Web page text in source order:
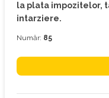
la plata impozitelor,
intarziere.
Număr: 85